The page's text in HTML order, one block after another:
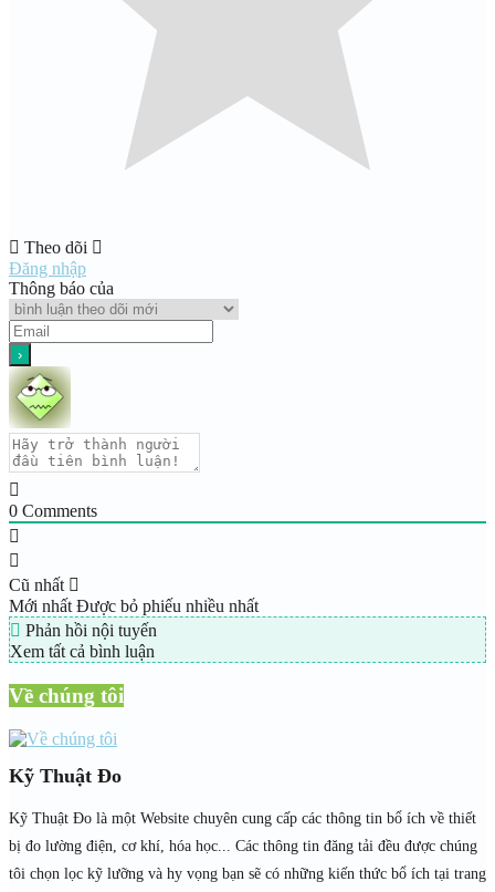
Theo dõi
Đăng nhập
Thông báo của
0 Comments
Cũ nhất
Mới nhất Được bỏ phiếu nhiều nhất
Phản hồi nội tuyến
Xem tất cả bình luận
Về chúng tôi
Kỹ Thuật Đo
Kỹ Thuật Đo là một Website chuyên cung cấp các thông tin bổ ích về thiết
bị đo lường điện, cơ khí, hóa học... Các thông tin đăng tải đều được chúng
tôi chọn lọc kỹ lưỡng và hy vọng bạn sẽ có những kiến thức bổ ích tại trang